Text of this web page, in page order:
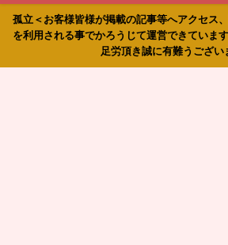
孤立＜お客様皆様が掲載の記事等へアクセス
を利用される事でかろうじて運営できていま
足労頂き誠に有難うござい